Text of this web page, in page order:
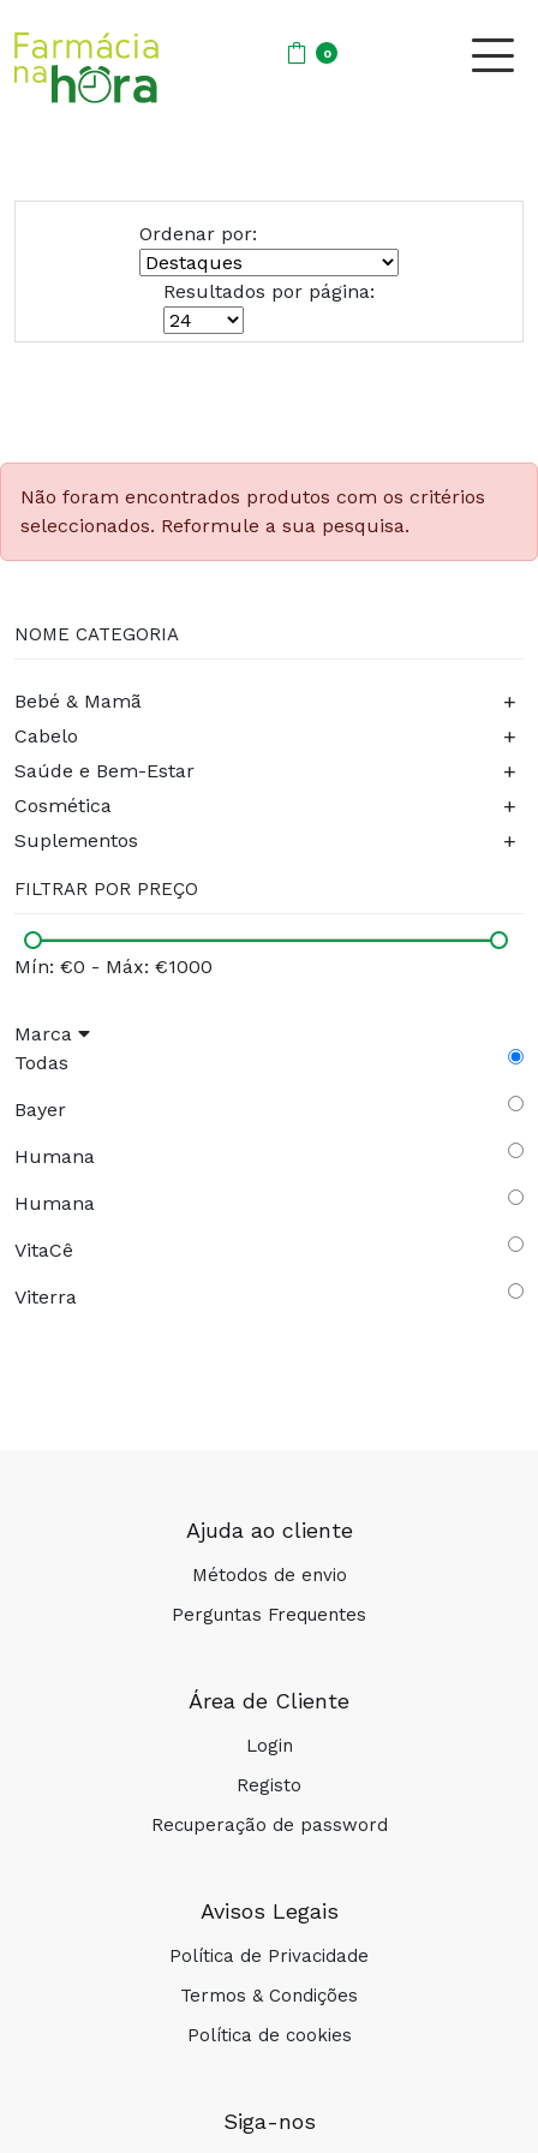
0
Ordenar por:
Resultados por página:
Não foram encontrados produtos com os critérios
seleccionados. Reformule a sua pesquisa.
NOME CATEGORIA
Bebé & Mamã +
Cabelo +
Saúde e Bem-Estar +
Cosmética +
Suplementos +
FILTRAR POR PREÇO
Mín: €0 - Máx: €1000
Marca
Todas
Bayer
Humana
Humana
VitaCê
Viterra
Ajuda ao cliente
Métodos de envio
Perguntas Frequentes
Área de Cliente
Login
Registo
Recuperação de password
Avisos Legais
Política de Privacidade
Termos & Condições
Política de cookies
Siga-nos